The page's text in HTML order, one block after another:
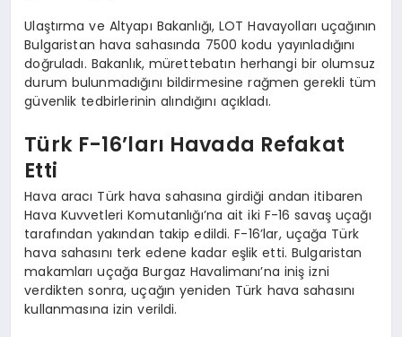
Ulaştırma ve Altyapı Bakanlığı, LOT Havayolları uçağının
Bulgaristan hava sahasında 7500 kodu yayınladığını
doğruladı. Bakanlık, mürettebatın herhangi bir olumsuz
durum bulunmadığını bildirmesine rağmen gerekli tüm
güvenlik tedbirlerinin alındığını açıkladı.
Türk F-16’ları Havada Refakat
Etti
Hava aracı Türk hava sahasına girdiği andan itibaren
Hava Kuvvetleri Komutanlığı’na ait iki F-16 savaş uçağı
tarafından yakından takip edildi. F-16’lar, uçağa Türk
hava sahasını terk edene kadar eşlik etti. Bulgaristan
makamları uçağa Burgaz Havalimanı’na iniş izni
verdikten sonra, uçağın yeniden Türk hava sahasını
kullanmasına izin verildi.